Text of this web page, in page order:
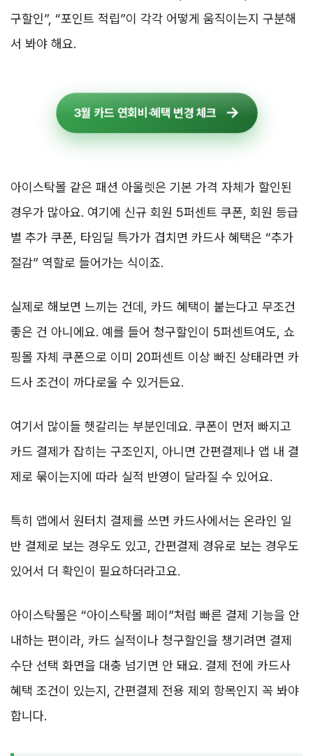
구할인”, “포인트 적립”이 각각 어떻게 움직이는지 구분해
서 봐야 해요.
3월 카드 연회비·혜택 변경 체크
아이스탁몰 같은 패션 아울렛은 기본 가격 자체가 할인된
경우가 많아요. 여기에 신규 회원 5퍼센트 쿠폰, 회원 등급
별 추가 쿠폰, 타임딜 특가가 겹치면 카드사 혜택은 “추가
절감” 역할로 들어가는 식이죠.
실제로 해보면 느끼는 건데, 카드 혜택이 붙는다고 무조건
좋은 건 아니에요. 예를 들어 청구할인이 5퍼센트여도, 쇼
핑몰 자체 쿠폰으로 이미 20퍼센트 이상 빠진 상태라면 카
드사 조건이 까다로울 수 있거든요.
여기서 많이들 헷갈리는 부분인데요. 쿠폰이 먼저 빠지고
카드 결제가 잡히는 구조인지, 아니면 간편결제나 앱 내 결
제로 묶이는지에 따라 실적 반영이 달라질 수 있어요.
특히 앱에서 원터치 결제를 쓰면 카드사에서는 온라인 일
반 결제로 보는 경우도 있고, 간편결제 경유로 보는 경우도
있어서 더 확인이 필요하더라고요.
아이스탁몰은 “아이스탁몰 페이”처럼 빠른 결제 기능을 안
내하는 편이라, 카드 실적이나 청구할인을 챙기려면 결제
수단 선택 화면을 대충 넘기면 안 돼요. 결제 전에 카드사
혜택 조건이 있는지, 간편결제 전용 제외 항목인지 꼭 봐야
합니다.